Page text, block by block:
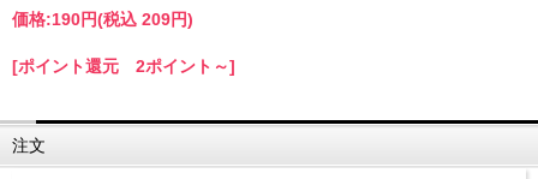
価格:190円(税込 209円)
[ポイント還元 2ポイント～]
注文